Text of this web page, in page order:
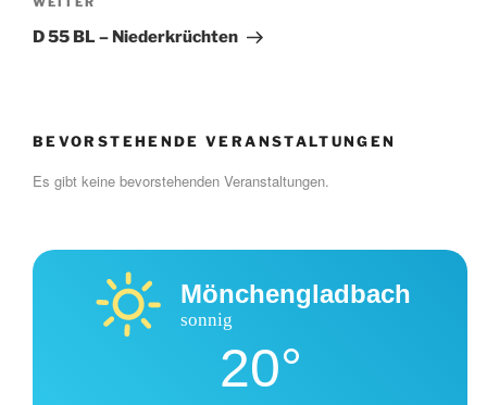
Nächster
Beitrag
D 55 BL – Niederkrüchten
BEVORSTEHENDE VERANSTALTUNGEN
Es gibt keine bevorstehenden Veranstaltungen.
Mönchengladbach
sonnig
20°